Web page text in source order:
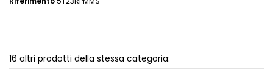
16 altri prodotti della stessa categoria: